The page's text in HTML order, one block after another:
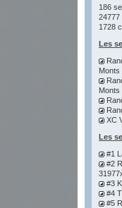
186
24777
1728
Les
Monts
Monts
XC
Les
#1
#2
#3
#4
#5